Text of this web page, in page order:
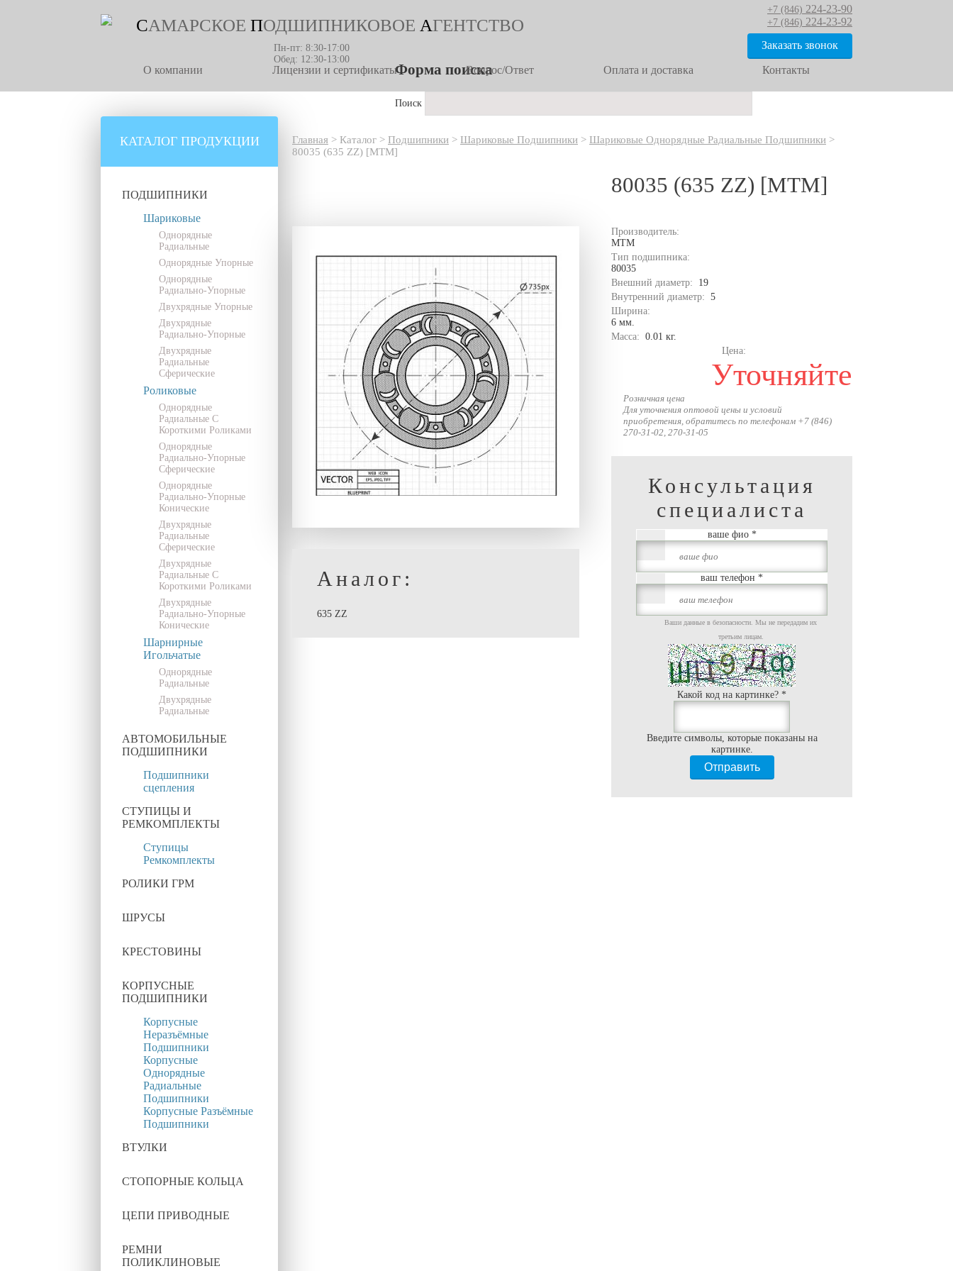
САМАРСКОЕ ПОДШИПНИКОВОЕ АГЕНТСТВО
Пн-пт: 8:30-17:00
Обед: 12:30-13:00
Форма поиска
Поиск
О компании Лицензии и сертификаты Вопрос/Ответ Оплата и доставка Контакты
+7 (846) 224-23-90
+7 (846) 224-23-92
Заказать звонок
КАТАЛОГ ПРОДУКЦИИ
ПОДШИПНИКИ
Шариковые
Однорядные
Радиальные
Однорядные Упорные
Однорядные
Радиально-Упорные
Двухрядные Упорные
Двухрядные
Радиально-Упорные
Двухрядные
Радиальные
Сферические
Роликовые
Однорядные
Радиальные С
Короткими Роликами
Однорядные
Радиально-Упорные
Сферические
Однорядные
Радиально-Упорные
Конические
Двухрядные
Радиальные
Сферические
Двухрядные
Радиальные С
Короткими Роликами
Двухрядные
Радиально-Упорные
Конические
Шарнирные
Игольчатые
Однорядные
Радиальные
Двухрядные
Радиальные
АВТОМОБИЛЬНЫЕ
ПОДШИПНИКИ
Подшипники
сцепления
СТУПИЦЫ И
РЕМКОМПЛЕКТЫ
Ступицы
Ремкомплекты
РОЛИКИ ГРМ
ШРУСЫ
КРЕСТОВИНЫ
КОРПУСНЫЕ
ПОДШИПНИКИ
Корпусные
Неразъёмные
Подшипники
Корпусные
Однорядные
Радиальные
Подшипники
Корпусные Разъёмные
Подшипники
ВТУЛКИ
СТОПОРНЫЕ КОЛЬЦА
ЦЕПИ ПРИВОДНЫЕ
РЕМНИ
ПОЛИКЛИНОВЫЕ
Главная > Каталог > Подшипники > Шариковые Подшипники > Шариковые Однорядные Радиальные Подшипники >
80035 (635 ZZ) [MTM]
80035 (635 ZZ) [MTM]
Аналог:
635 ZZ
Производитель:
MTM
Тип подшипника:
80035
Внешний диаметр:
19
Внутренний диаметр: 5
Ширина:
6 мм.
Масса: 0.01 кг.
Цена:
Уточняйте
Розничная цена
Для уточнения оптовой цены и условий
приобретения, обратитесь по телефонам +7 (846)
270-31-02, 270-31-05
Консультация
специалиста
ваше фио *
ваш телефон *
Ваши данные в безопасности. Мы не передадим их
третьим лицам.
Какой код на картинке? *
Введите символы, которые показаны на
картинке.